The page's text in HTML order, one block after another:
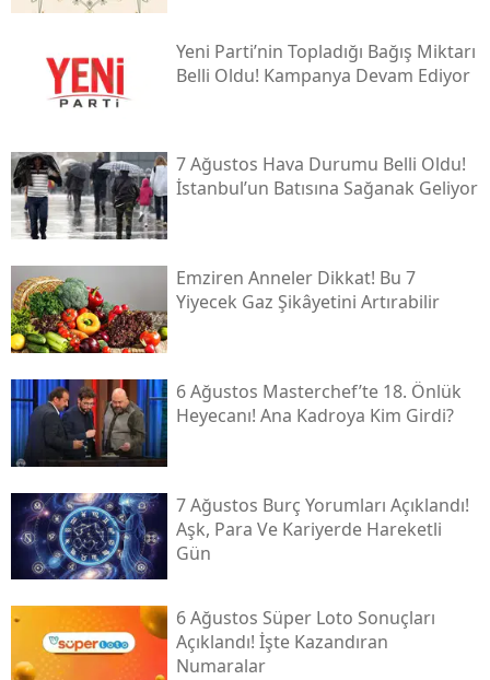
Yeni̇ Parti’nin Topladığı Bağış Miktarı
Belli Oldu! Kampanya Devam Ediyor
7 Ağustos Hava Durumu Belli Oldu!
İstanbul’un Batısına Sağanak Geliyor
Emziren Anneler Dikkat! Bu 7
Yiyecek Gaz Şikâyetini Artırabilir
6 Ağustos Masterchef’te 18. Önlük
Heyecanı! Ana Kadroya Kim Girdi?
7 Ağustos Burç Yorumları Açıklandı!
Aşk, Para Ve Kariyerde Hareketli
Gün
6 Ağustos Süper Loto Sonuçları
Açıklandı! İşte Kazandıran
Numaralar